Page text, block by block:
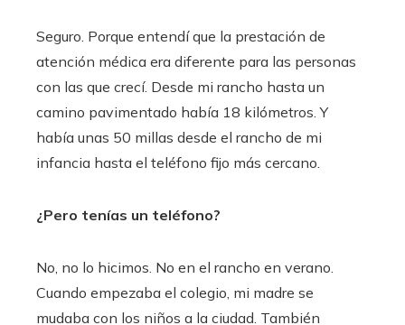
Seguro. Porque entendí que la prestación de
atención médica era diferente para las personas
con las que crecí. Desde mi rancho hasta un
camino pavimentado había 18 kilómetros. Y
había unas 50 millas desde el rancho de mi
infancia hasta el teléfono fijo más cercano.
¿Pero tenías un teléfono?
No, no lo hicimos. No en el rancho en verano.
Cuando empezaba el colegio, mi madre se
mudaba con los niños a la ciudad. También